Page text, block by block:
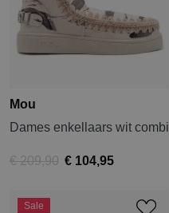
Mou
Dames enkellaars wit combi
€ 209,90 € 104,95
Sale